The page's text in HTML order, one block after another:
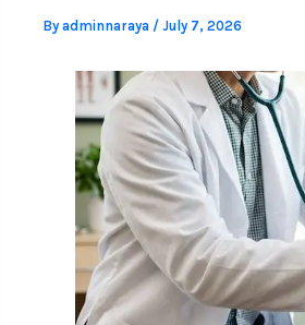
Byadminnaraya / July 7, 2026